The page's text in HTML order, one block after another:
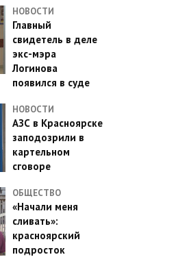
НОВОСТИ
Главный
свидетель в деле
экс-мэра
Логинова
появился в суде
НОВОСТИ
АЗС в Красноярске
заподозрили в
картельном
сговоре
ОБЩЕСТВО
«Начали меня
сливать»:
красноярский
подросток